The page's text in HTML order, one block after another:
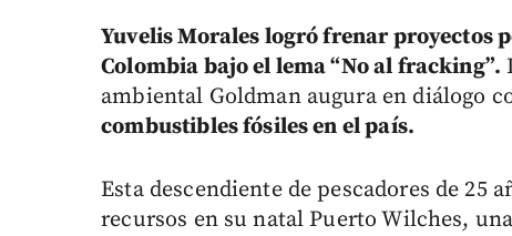
Yuvelis Morales logró frenar proyectos
Colombia bajo el lema “No al fracking”.
ambiental Goldman augura en diálogo
combustibles fósiles en el país.
Esta descendiente de pescadores de 25
recursos en su natal Puerto Wilches,